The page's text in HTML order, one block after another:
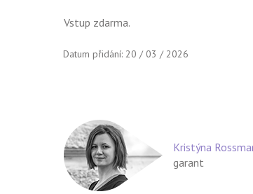
Vstup zdarma.
Datum přidání: 20 / 03 / 2026
Kristýna
garant